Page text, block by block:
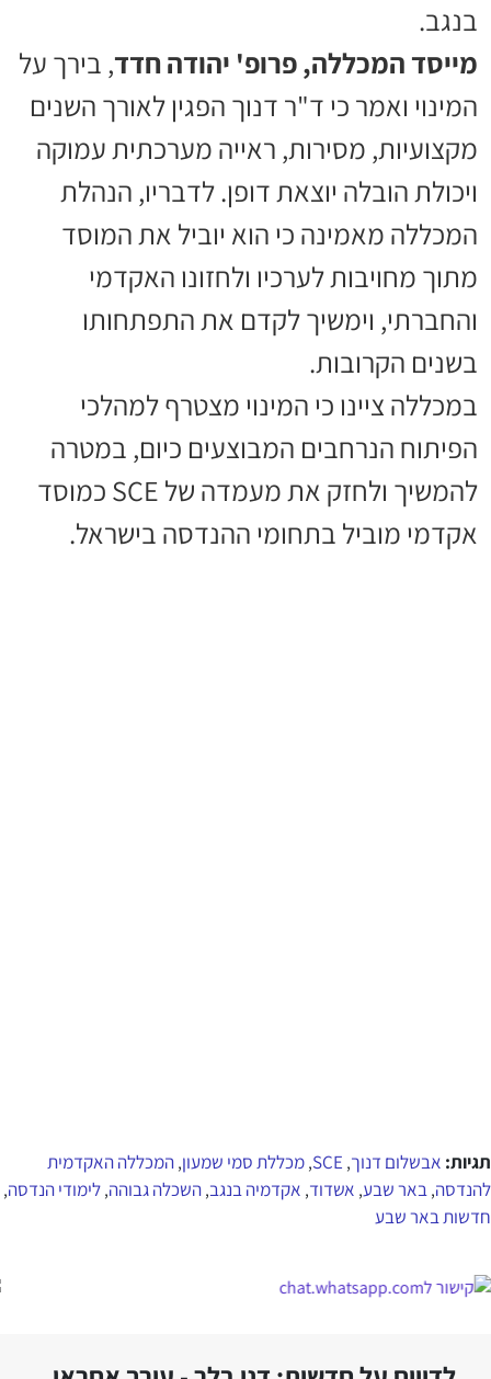
בנגב.
מייסד המכללה, פרופ' יהודה חדד, בירך על
המינוי ואמר כי ד"ר דנוך הפגין לאורך השנים
מקצועיות, מסירות, ראייה מערכתית עמוקה
ויכולת הובלה יוצאת דופן. לדבריו, הנהלת
המכללה מאמינה כי הוא יוביל את המוסד
מתוך מחויבות לערכיו ולחזונו האקדמי
והחברתי, וימשיך לקדם את התפתחותו
בשנים הקרובות.
במכללה ציינו כי המינוי מצטרף למהלכי
הפיתוח הנרחבים המבוצעים כיום, במטרה
להמשיך ולחזק את מעמדה של SCE כמוסד
אקדמי מוביל בתחומי ההנדסה בישראל.
תגיות: אבשלום דנוך,
SCE
,מכללת סמי שמעון,המכללה האקדמית
להנדסה,באר שבע, אשדוד, אקדמיה בנגב,השכלה גבוהה,לימודי הנדסה,
חדשות באר שבע